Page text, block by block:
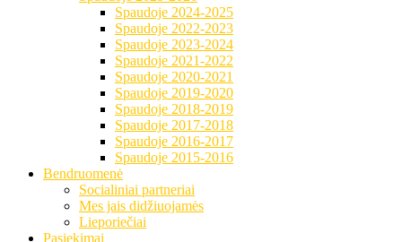
Spaudoje 2024-2025
Spaudoje 2022-2023
Spaudoje 2023-2024
Spaudoje 2021-2022
Spaudoje 2020-2021
Spaudoje 2019-2020
Spaudoje 2018-2019
Spaudoje 2017-2018
Spaudoje 2016-2017
Spaudoje 2015-2016
Bendruomenė
Socialiniai partneriai
Mes jais didžiuojamės
Lieporiečiai
Pasiekimai